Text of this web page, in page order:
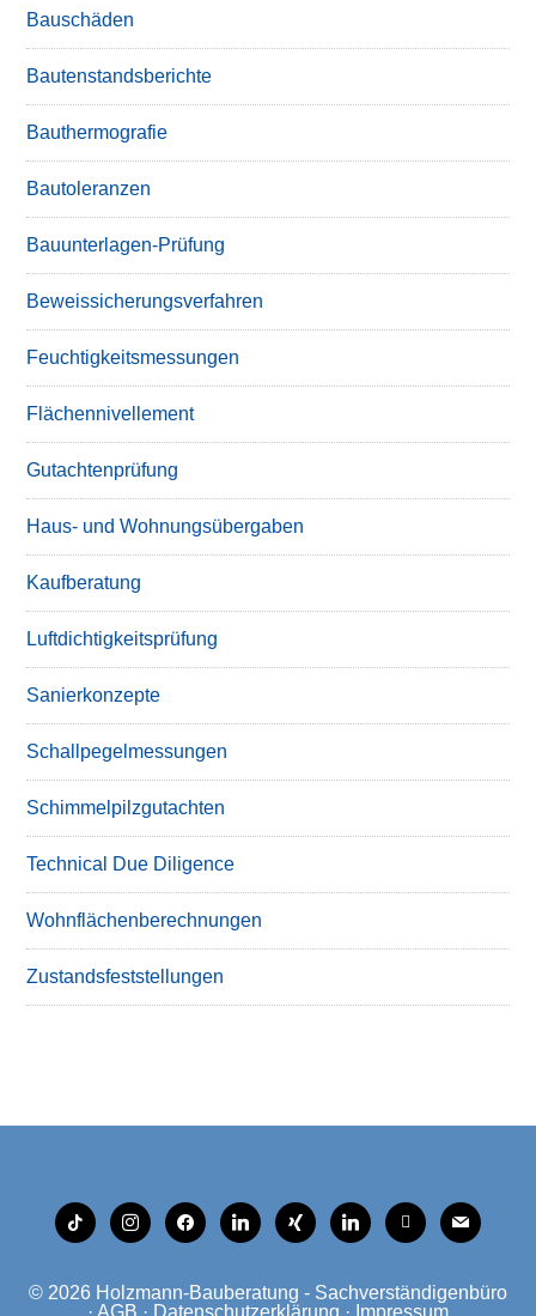
Bauschäden
Bautenstandsberichte
Bauthermografie
Bautoleranzen
Bauunterlagen-Prüfung
Beweissicherungsverfahren
Feuchtigkeitsmessungen
Flächennivellement
Gutachtenprüfung
Haus- und Wohnungsübergaben
Kaufberatung
Luftdichtigkeitsprüfung
Sanierkonzepte
Schallpegelmessungen
Schimmelpilzgutachten
Technical Due Diligence
Wohnflächenberechnungen
Zustandsfeststellungen
tiktok instagramfacebooklinkedinxing linkedinmobilemail
© 2026 Holzmann-Bauberatung - Sachverständigenbüro